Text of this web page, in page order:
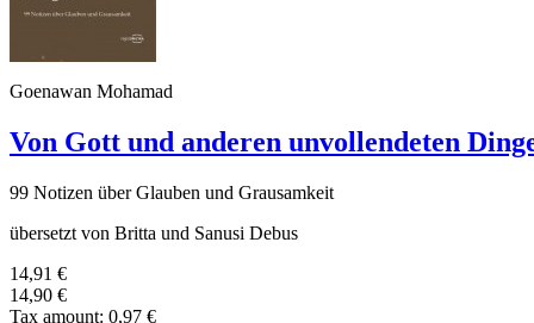
Goenawan Mohamad
Von Gott und anderen unvollendeten
99 Notizen über Glauben und Grausamkeit
übersetzt von Britta und Sanusi Debus
14,91 €
14,90 €
Tax amount: 0,97 €